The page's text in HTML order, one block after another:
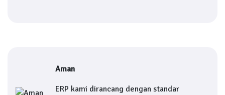
Aman
ERP kami dirancang dengan standar